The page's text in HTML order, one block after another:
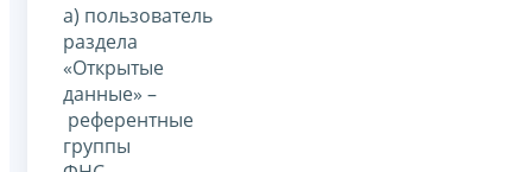
а) пользователь
раздела
«Открытые
данные» –
референтные
группы